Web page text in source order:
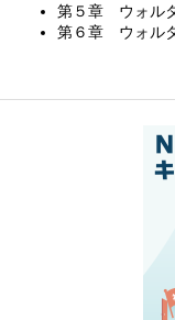
第５章 ウォル
第６章 ウォル